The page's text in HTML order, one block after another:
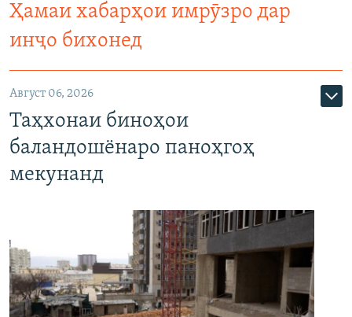
Ҳамаи хабарҳои имрӯзро дар
инҷо бихонед
Август 06, 2026
Таҳхонаи биноҳои
баландошёнаро паноҳгоҳ
мекунанд